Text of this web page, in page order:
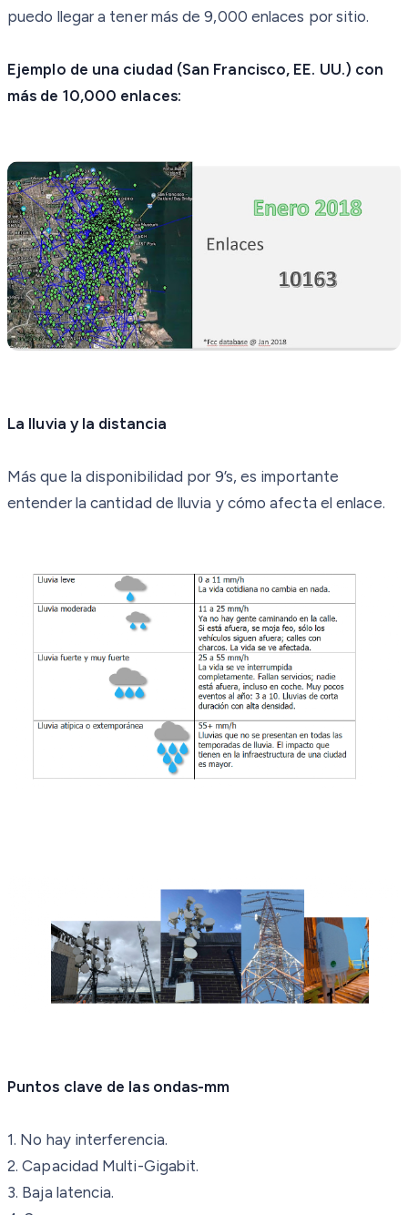
puedo llegar a tener más de 9,000 enlaces por sitio.
Ejemplo de una ciudad (San Francisco, EE. UU.) con
más de 10,000 enlaces:
La lluvia y la distancia
Más que la disponibilidad por 9’s, es importante
entender la cantidad de lluvia y cómo afecta el enlace.
Puntos clave de las ondas-mm
1. No hay interferencia.
2. Capacidad Multi-Gigabit.
3. Baja latencia.